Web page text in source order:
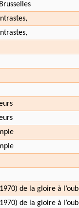
de la gloire à
de la gloire à